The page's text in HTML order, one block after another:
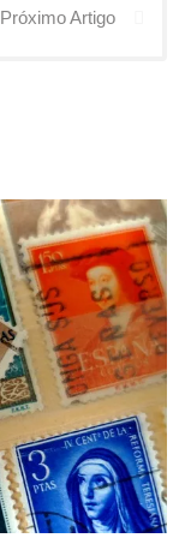
Próximo Artigo